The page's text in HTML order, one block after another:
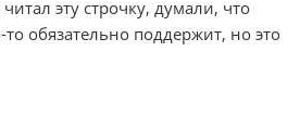
эту строчку, думали, что
то обязательно поддержит, но это